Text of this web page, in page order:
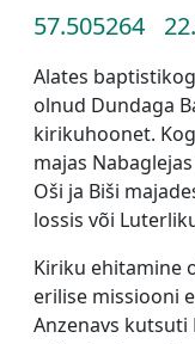
57.505264
Alates
olnud Dundaga
kirikuhoonet.
majas
Oši ja Biši
lossis või
Kiriku ehitamine
erilise missiooni
Anzenavs kutsuti